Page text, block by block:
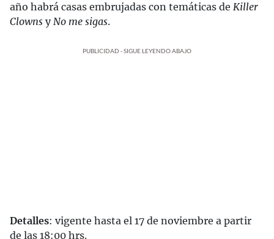
año habrá casas embrujadas con temáticas de Killer
Clowns yNo me sigas.
PUBLICIDAD - SIGUE LEYENDO ABAJO
Detalles: vigente hasta el 17 de noviembre a partir
de las 18:00 hrs.